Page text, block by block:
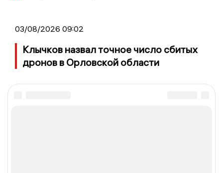
03/08/2026 09:02
Клычков назвал точное число сбитых
дронов в Орловской области